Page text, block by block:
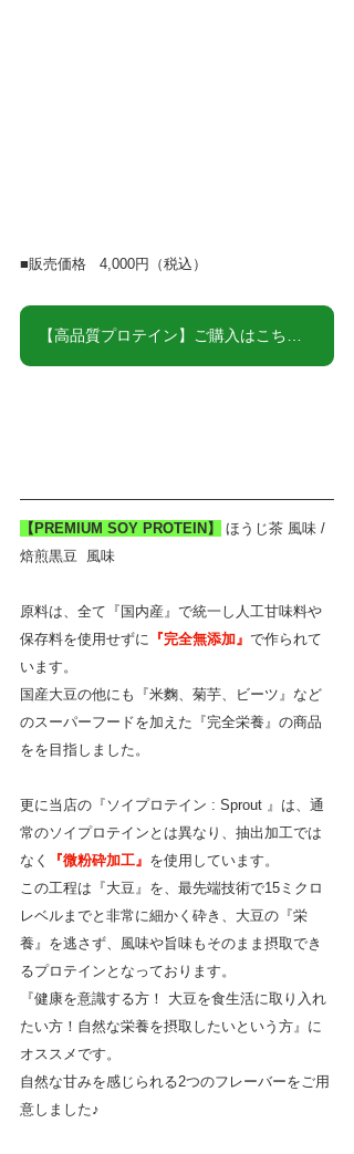
■販売価格   4,000円（税込）
【PREMIUM SOY PROTEIN】
ほうじ茶 風味 /
焙煎黒豆  風味
原料は、全て『国内産』で統一し人工甘味料や
保存料を使用せずに
『完全無添加』 で作られて
います。
国産大豆の他にも『米麴、菊芋、ビーツ』など
のスーパーフードを加えた『完全栄養』の商品
をを目指しました。
更に当店の『ソイプロテイン : Sprout 』は、通
常のソイプロテインとは異なり、抽出加工では
なく
『微粉砕加工』 を使用しています。
この工程は『大豆』を、最先端技術で15ミクロ
レベルまでと非常に細かく砕き、大豆の『栄
養』を逃さず、風味や旨味もそのまま摂取でき
るプロテインとなっております。
『健康を意識する方！ 大豆を食生活に取り入れ
たい方！自然な栄養を摂取したいという方』に
オススメです。
自然な甘みを感じられる2つのフレーバーをご用
意しました♪